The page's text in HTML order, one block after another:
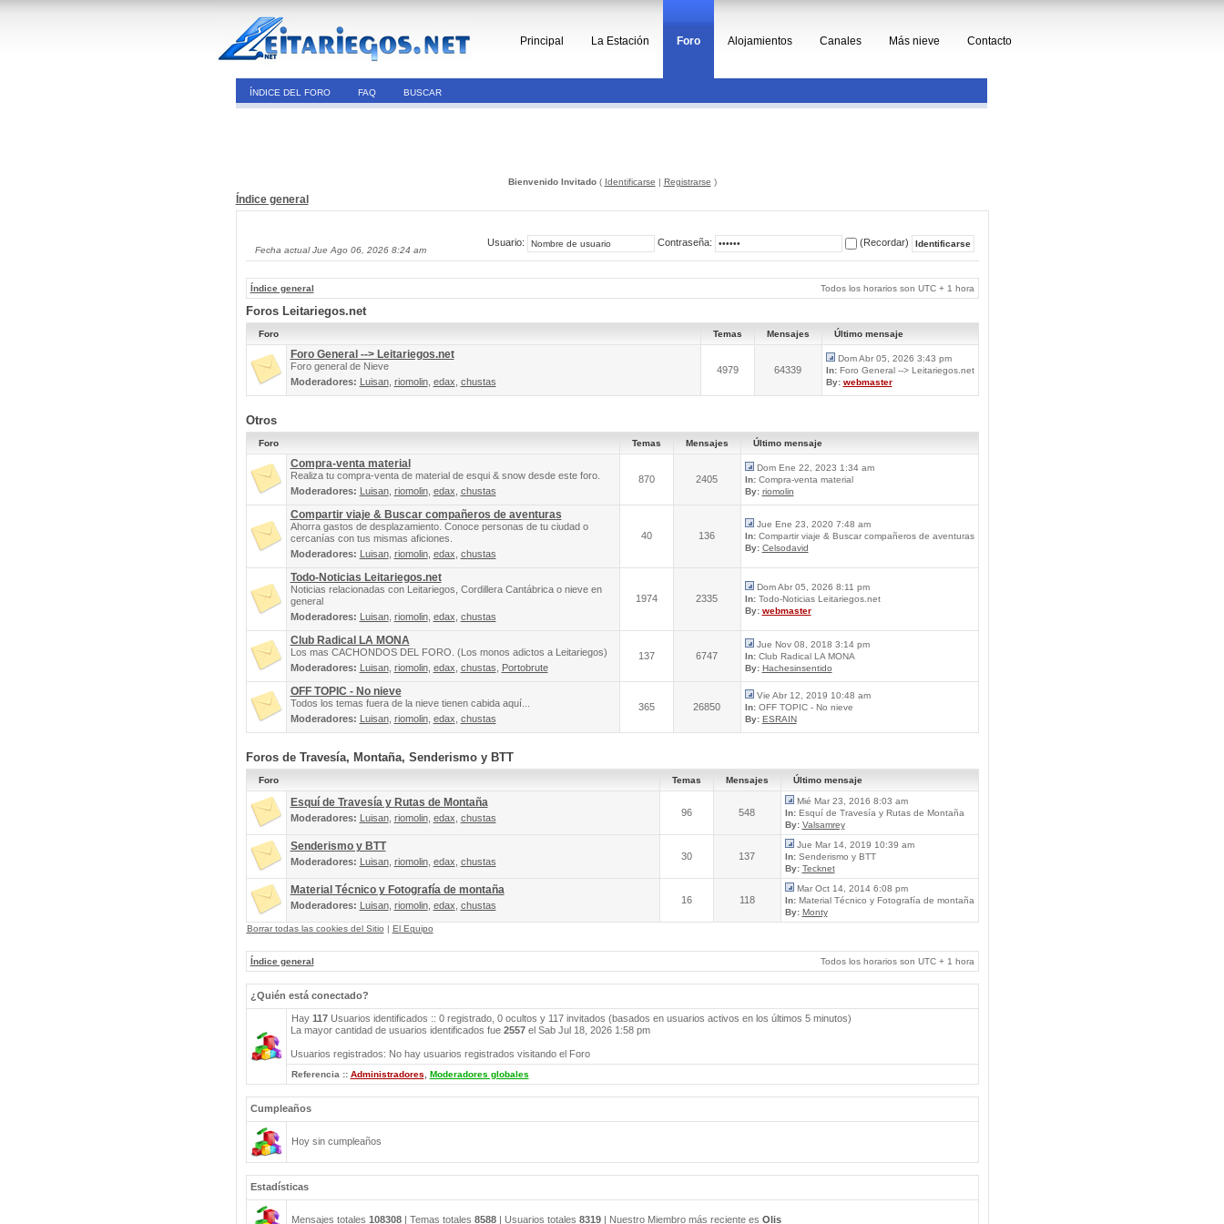
Principal La Estación Foro Alojamientos Canales Más nieve Contacto
ÍNDICE DEL FORO FAQ BUSCAR
Bienvenido Invitado( Identificarse | Registrarse )
Índice general
Fecha actual Jue Ago 06, 2026 8:24 am
Usuario: Contraseña: (Recordar)
Índice general Todos los horarios son UTC + 1 hora
Foros Leitariegos.net
Foro Temas Mensajes Último mensaje
Foro General --> Leitariegos.net
Foro general de Nieve
Moderadores: Luisan, riomolin, edax chustas
4979 64339
Dom Abr 05, 2026 3:43 pm
In:Foro General --> Leitariegos.net
By: webmaster
Otros
Foro Temas Mensajes Último mensaje
Compra-venta material
Realiza tu compra-venta de material de esqui & snow desde este foro.
Moderadores: Luisan, riomolin, edax chustas
870 2405
Dom Ene 22, 2023 1:34 am
In:Compra-venta material
By: riomolin
Compartir viaje & Buscar compañeros de aventuras
Ahorra gastos de desplazamiento. Conoce personas de tu ciudad o
cercanías con tus mismas aficiones.
Moderadores: Luisan, riomolin, edax chustas
40 136
Jue Ene 23, 2020 7:48 am
In:Compartir viaje & Buscar compañeros de aventuras
By: Celsodavid
Todo-Noticias Leitariegos.net
Noticias relacionadas con Leitariegos, Cordillera Cantábrica o nieve en
general
Moderadores: Luisan, riomolin, edax chustas
1974 2335
Dom Abr 05, 2026 8:11 pm
In:Todo-Noticias Leitariegos.net
By: webmaster
Club Radical LA MONA
Los mas CACHONDOS DEL FORO. (Los monos adictos a Leitariegos)
Moderadores: Luisan, riomolin, edax chustas Portobrute
137 6747
Jue Nov 08, 2018 3:14 pm
In:Club Radical LA MONA
By: Hachesinsentido
OFF TOPIC - No nieve
Todos los temas fuera de la nieve tienen cabida aquí...
Moderadores: Luisan, riomolin, edax chustas
365 26850
Vie Abr 12, 2019 10:48 am
In:OFF TOPIC - No nieve
By: ESRAIN
Foros de Travesía, Montaña, Senderismo y BTT
Foro Temas Mensajes Último mensaje
Esquí de Travesía y Rutas de Montaña
Moderadores: Luisan, riomolin, edax chustas 96 548
Mié Mar 23, 2016 8:03 am
In:Esquí de Travesía y Rutas de Montaña
By: Valsamrey
Senderismo y BTT
Moderadores: Luisan, riomolin, edax chustas 30 137
Jue Mar 14, 2019 10:39 am
In:Senderismo y BTT
By: Tecknet
Material Técnico y Fotografía de montaña
Moderadores: Luisan, riomolin, edax chustas 16 118
Mar Oct 14, 2014 6:08 pm
In:Material Técnico y Fotografía de montaña
By: Monty
Borrar todas las cookies del Sitio | El Equipo
Índice general Todos los horarios son UTC + 1 hora
¿Quién está conectado?
Hay 117Usuarios identificados :: 0 registrado, 0 ocultos y 117 invitados (basados en usuarios activos en los últimos 5 minutos)
La mayor cantidad de usuarios identificados fue 2557el Sab Jul 18, 2026 1:58 pm
Usuarios registrados: No hay usuarios registrados visitando el Foro
Referencia :: Administradores Moderadores globales
Cumpleaños
Hoy sin cumpleaños
Estadísticas
Mensajes totales 108308| Temas totales 8588| Usuarios totales 8319| Nuestro Miembro más reciente es Olis